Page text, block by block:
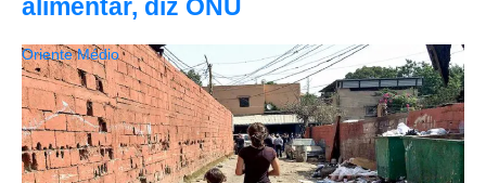
alimentar, diz ONU
Oriente Médio